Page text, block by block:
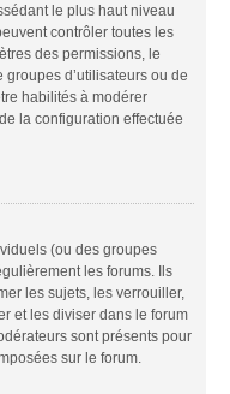
le plus haut niveau
contrôler toutes les
des permissions, le
d’utilisateurs ou de
habilités à modérer
la configuration effectuée
(ou des groupes
les forums. Ils
les sujets, les verrouiller,
et les diviser dans le forum
sont présents pour
sur le forum.